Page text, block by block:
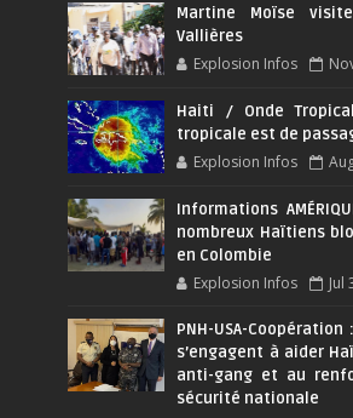
Martine Moïse
Vallières
Explosion Infos
Haiti / Onde
tropicale est de
Explosion Infos
Informations
nombreux Haïtiens
en Colombie
Explosion Infos Jul
PNH-USA-
s’engagent à aider
anti-gang et au
sécurité nationale